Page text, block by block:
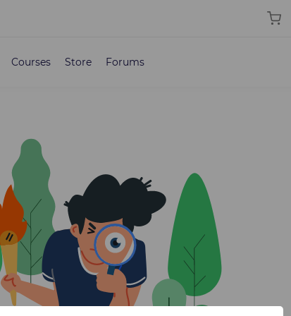
Courses Store Forums